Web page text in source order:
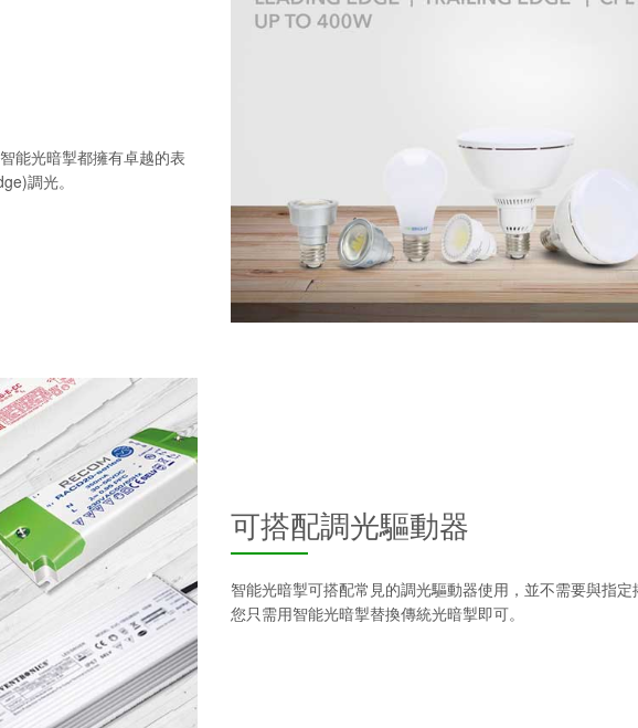
能光暗掣都擁有卓越的表
調光。
可搭配調光驅動器
智能光暗掣可搭配常見的調光驅動器使用，並不需要與指
您只需用智能光暗掣替換傳統光暗掣即可。